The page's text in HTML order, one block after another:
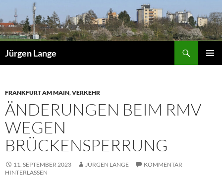
Inhalt
springen
Jürgen Lange
FRANKFURT AM MAIN,VERKEHR
ÄNDERUNGEN BEIM RMV
WEGEN
BRÜCKENSPERRUNG
11. SEPTEMBER 2023 JÜRGEN LANGE
KOMMENTAR
HINTERLASSEN